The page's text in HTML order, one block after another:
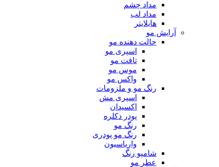
مداد چشم
مداد لب
هایلایتر
آرایش مو
حالت دهنده مو
اسپری مو
تافت مو
موس مو
واکس مو
رنگ مو و ملزومات
اسپری مش
اکسیدان
پودر دکلره
رنگ مو
رنگ مو پودری
واریاسیون
شامپو رنگ
عطر مو